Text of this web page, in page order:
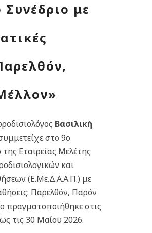
με
Βασιλική
στο 9ο
Εταιρείας Μελέτης
και
(Ε.Με.Δ.Α.Α.Π.) με
Παρελθόν, Παρόν
πραγματοποιήθηκε στις
τις 30 Μαΐου 2026.